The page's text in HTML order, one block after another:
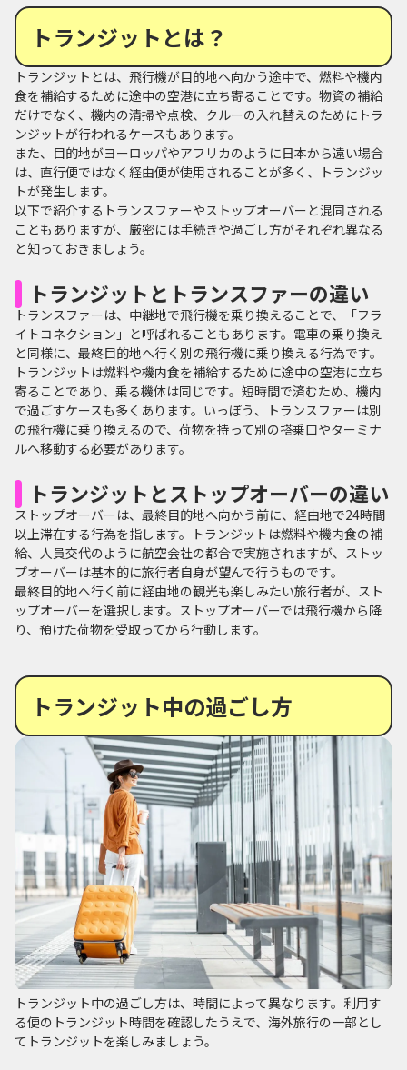
トランジットとは？
トランジットとは、飛行機が目的地へ向かう途中で、燃料や機内
食を補給するために途中の空港に立ち寄ることです。物資の補給
だけでなく、機内の清掃や点検、クルーの入れ替えのためにトラ
ンジットが行われるケースもあります。
また、目的地がヨーロッパやアフリカのように日本から遠い場合
は、直行便ではなく経由便が使用されることが多く、トランジッ
トが発生します。
以下で紹介するトランスファーやストップオーバーと混同される
こともありますが、厳密には手続きや過ごし方がそれぞれ異なる
と知っておきましょう。
トランジットとトランスファーの違い
トランスファーは、中継地で飛行機を乗り換えることで、「フラ
イトコネクション」と呼ばれることもあります。電車の乗り換え
と同様に、最終目的地へ行く別の飛行機に乗り換える行為です。
トランジットは燃料や機内食を補給するために途中の空港に立ち
寄ることであり、乗る機体は同じです。短時間で済むため、機内
で過ごすケースも多くあります。いっぽう、トランスファーは別
の飛行機に乗り換えるので、荷物を持って別の搭乗口やターミナ
ルへ移動する必要があります。
トランジットとストップオーバーの違い
ストップオーバーは、最終目的地へ向かう前に、経由地で24時間
以上滞在する行為を指します。トランジットは燃料や機内食の補
給、人員交代のように航空会社の都合で実施されますが、ストッ
プオーバーは基本的に旅行者自身が望んで行うものです。
最終目的地へ行く前に経由地の観光も楽しみたい旅行者が、スト
ップオーバーを選択します。ストップオーバーでは飛行機から降
り、預けた荷物を受取ってから行動します。
トランジット中の過ごし方
トランジット中の過ごし方は、時間によって異なります。利用す
る便のトランジット時間を確認したうえで、海外旅行の一部とし
てトランジットを楽しみましょう。